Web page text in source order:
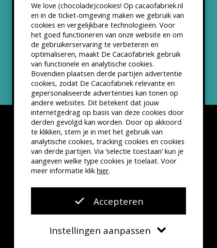
We love (chocolade)cookies! Op cacaofabriek.nl
en in de ticket-omgeving maken we gebruik van
cookies en vergelijkbare technologieën. Voor
het goed functioneren van onze website en om
de gebruikerservaring te verbeteren en
optimaliseren, maakt De Cacaofabriek gebruik
van functionele en analytische cookies.
Bovendien plaatsen derde partijen advertentie
cookies, zodat De Cacaofabriek relevante en
gepersonaliseerde advertenties kan tonen op
andere websites. Dit betekent dat jouw
internetgedrag op basis van deze cookies door
derden gevolgd kan worden. Door op akkoord
te klikken, stem je in met het gebruik van
analytische cookies, tracking cookies en cookies
van derde partijen. Via ‘selectie toestaan’ kun je
aangeven welke type cookies je toelaat. Voor
meer informatie klik hier.
Accepteren
Instellingen aanpassen
Partners & Samenwerkingen
ANBI status
Nieuwsbrief
Disclaimer Privacyverklaring
Kleine lettertjes
VSCD Bezoekersvoorwaarden
Website doorThe Cre8ion.Lab